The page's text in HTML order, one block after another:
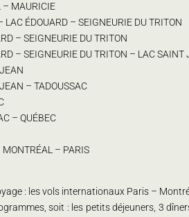
– MAURICIE
ÉDOUARD – SEIGNEURIE DU TRITON
– SEIGNEURIE DU TRITON
– SEIGNEURIE DU TRITON – LAC SAINT
– TADOUSSAC
– QUÉBEC
– PARIS
: les vols internationaux Paris –
soit : les petits déjeuners, 3